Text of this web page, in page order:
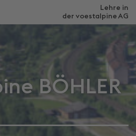
Lehre in
der voestalpine AG
BÖHLER